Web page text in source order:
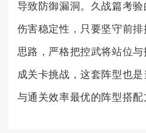
导致防御漏洞。久战篇考
伤害稳定性，只要坚守前
思路，严格把控武将站位
成关卡挑战，这套阵型也
与通关效率最优的阵型搭配